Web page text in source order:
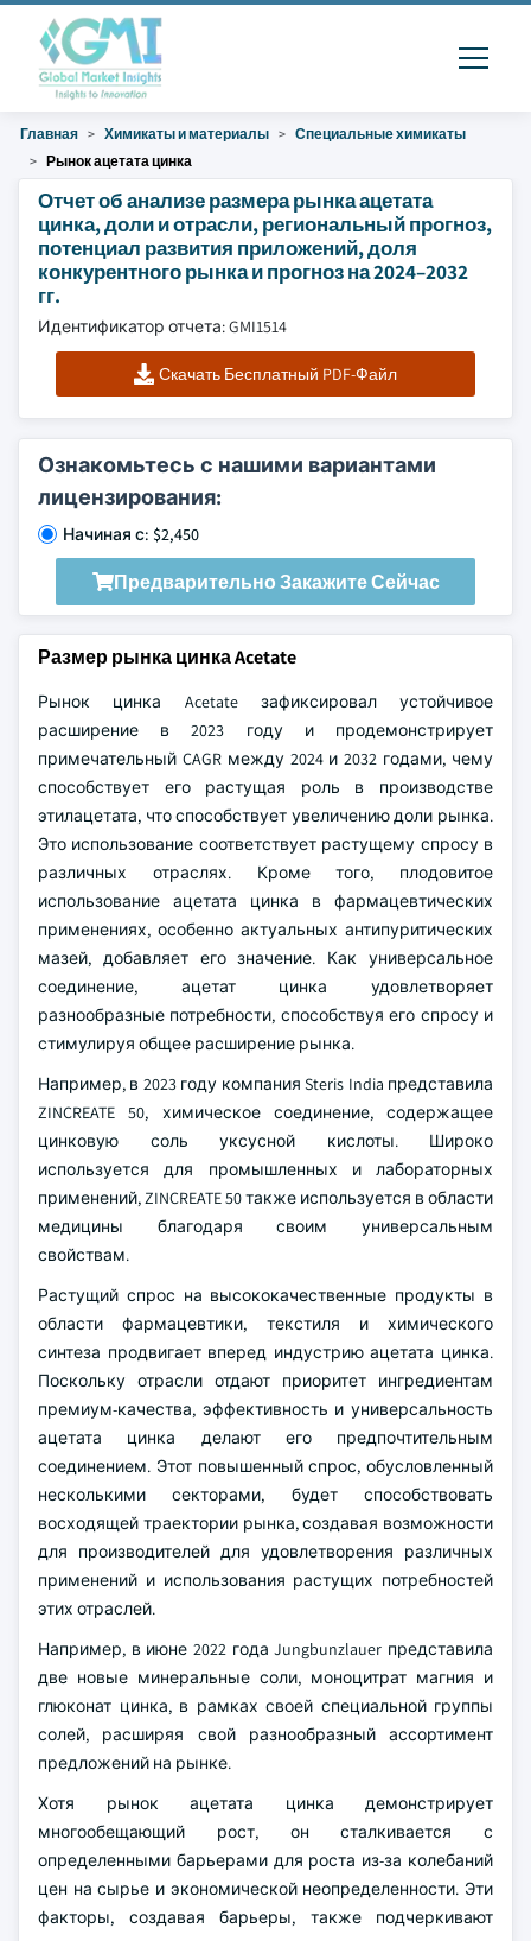
Главная Химикаты и материалы
Специальные химикаты
Рынок ацетата цинка
Отчет об анализе размера рынка ацетата
цинка, доли и отрасли, региональный прогноз,
потенциал развития приложений, доля
конкурентного рынка и прогноз на 2024–2032
гг.
Идентификатор отчета: GMI1514
Скачать Бесплатный PDF-Файл
Ознакомьтесь с нашими вариантами
лицензирования:
Начиная с: $2,450
Предварительно Закажите Сейчас
Размер рынка цинка Acetate
Рынок цинка Acetate зафиксировал устойчивое
расширение в 2023 году и продемонстрирует
примечательный CAGR между 2024 и 2032 годами, чему
способствует его растущая роль в производстве
этилацетата, что способствует увеличению доли рынка.
Это использование соответствует растущему спросу в
различных отраслях. Кроме того, плодовитое
использование ацетата цинка в фармацевтических
применениях, особенно актуальных антипуритических
мазей, добавляет его значение. Как универсальное
соединение, ацетат цинка удовлетворяет
разнообразные потребности, способствуя его спросу и
стимулируя общее расширение рынка.
Например, в 2023 году компания Steris India представила
ZINCREATE 50, химическое соединение, содержащее
цинковую соль уксусной кислоты. Широко
используется для промышленных и лабораторных
применений, ZINCREATE 50 также используется в области
медицины благодаря своим универсальным
свойствам.
Растущий спрос на высококачественные продукты в
области фармацевтики, текстиля и химического
синтеза продвигает вперед индустрию ацетата цинка.
Поскольку отрасли отдают приоритет ингредиентам
премиум-качества, эффективность и универсальность
ацетата цинка делают его предпочтительным
соединением. Этот повышенный спрос, обусловленный
несколькими секторами, будет способствовать
восходящей траектории рынка, создавая возможности
для производителей для удовлетворения различных
применений и использования растущих потребностей
этих отраслей.
Например, в июне 2022 года Jungbunzlauer представила
две новые минеральные соли, моноцитрат магния и
глюконат цинка, в рамках своей специальной группы
солей, расширяя свой разнообразный ассортимент
предложений на рынке.
Хотя рынок ацетата цинка демонстрирует
многообещающий рост, он сталкивается с
определенными барьерами для роста из-за колебаний
цен на сырье и экономической неопределенности. Эти
факторы, создавая барьеры, также подчеркивают